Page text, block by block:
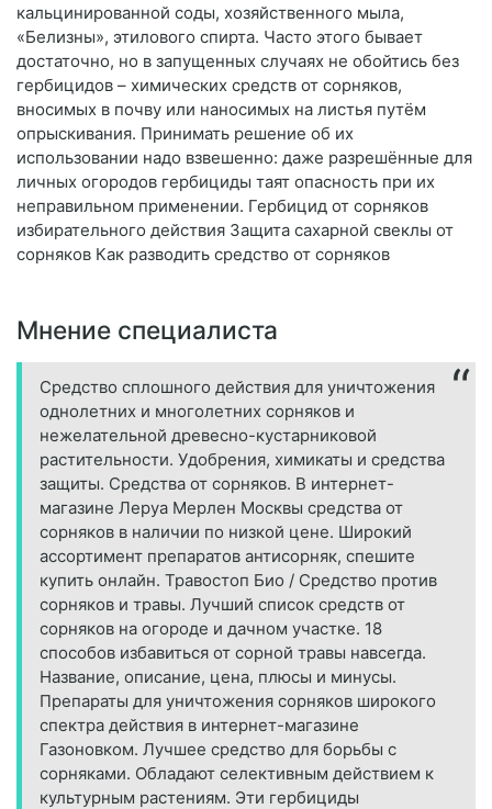
кальцинированной соды, хозяйственного мыла,
«Белизны», этилового спирта. Часто этого бывает
достаточно, но в запущенных случаях не обойтись без
гербицидов – химических средств от сорняков,
вносимых в почву или наносимых на листья путём
опрыскивания. Принимать решение об их
использовании надо взвешенно: даже разрешённые для
личных огородов гербициды таят опасность при их
неправильном применении. Гербицид от сорняков
избирательного действия Защита сахарной свеклы от
сорняков Как разводить средство от сорняков
Мнение специалиста
Средство сплошного действия для уничтожения
однолетних и многолетних сорняков и
нежелательной древесно-кустарниковой
растительности. Удобрения, химикаты и средства
защиты. Средства от сорняков. В интернет-
магазине Леруа Мерлен Москвы средства от
сорняков в наличии по низкой цене. Широкий
ассортимент препаратов антисорняк, спешите
купить онлайн. Травостоп Био / Средство против
сорняков и травы. Лучший список средств от
сорняков на огороде и дачном участке. 18
способов избавиться от сорной травы навсегда.
Название, описание, цена, плюсы и минусы.
Препараты для уничтожения сорняков широкого
спектра действия в интернет-магазине
Газоновком. Лучшее средство для борьбы с
сорняками. Обладают селективным действием к
культурным растениям. Эти гербициды